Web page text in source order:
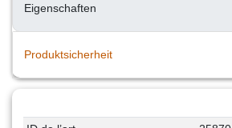
Eigenschaften
Produktsicherheit